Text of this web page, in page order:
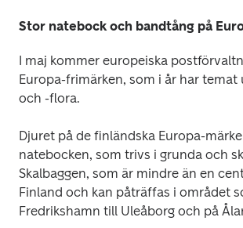
Stor natebock och bandtång på
I maj kommer europeiska
Europa-frimärken, som i år har
och -flora.
Djuret på de finländska Europa-
natebocken, som trivs i grunda och
Skalbaggen, som är mindre än en
Finland och kan påträffas i området
Fredrikshamn till Uleåborg och på